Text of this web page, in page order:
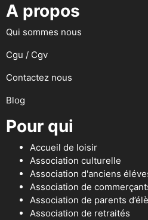
A propos
Qui sommes nous
Cgu / Cgv
Contactez nous
Blog
Pour qui
Accueil de loisir
Association culturelle
Association d'anciens
Association de
Association de parents
Association de retraités